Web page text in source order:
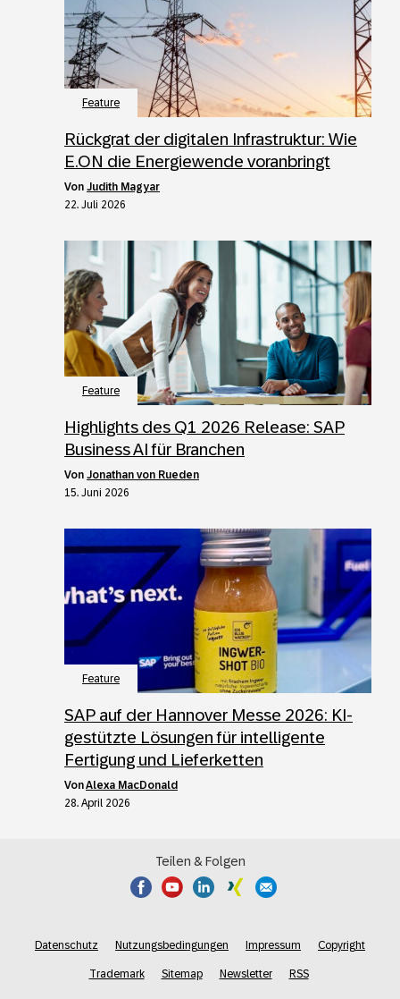
Feature
Rückgrat der digitalen Infrastruktur: Wie
E.ON die Energiewende voranbringt
von Judith Magyar
22. Juli 2026
Feature
Highlights des Q1 2026 Release: SAP
Business AI für Branchen
von Jonathan von Rueden
15. Juni 2026
Feature
SAP auf der Hannover Messe 2026: KI-
gestützte Lösungen für intelligente
Fertigung und Lieferketten
vonAlexa MacDonald
28. April 2026
Teilen & Folgen
Datenschutz Nutzungsbedingungen Impressum Copyright
Trademark Sitemap Newsletter RSS